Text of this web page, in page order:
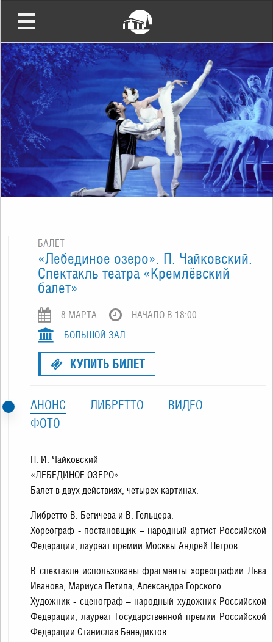
БАЛЕТ
«Лебединое озеро». П. Чайковский.
Спектакль театра «Кремлёвский
балет»
8 МАРТA
НАЧАЛО В 18:00
БОЛЬШОЙ ЗАЛ
КУПИТЬ БИЛЕТ
АНОНС ЛИБРЕТТО
ВИДЕО
ФОТО
П. И. Чайковский
«ЛЕБЕДИНОЕ ОЗЕРО»
Балет в двух действиях, четырех картинах.
Либретто В. Бегичева и В. Гельцера.
Хореограф - постановщик – народный артист Российской
Федерации, лауреат премии Москвы Андрей Петров.
В спектакле использованы фрагменты хореографии Льва
Иванова, Мариуса Петипа, Александра Горского.
Художник - сценограф – народный художник Российской
Федерации, лауреат Государственной премии Российской
Федерации Станислав Бенедиктов.